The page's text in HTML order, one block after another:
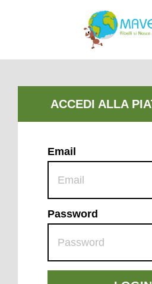
Email
Password